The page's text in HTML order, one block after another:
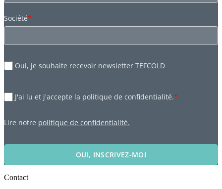
Société*
Oui, je souhaite recevoir newsletter TEFCOLD
J'ai lu et j'accepte la politique de confidentialité.*
Lire notre politique de confidentialité.
OUI, INSCRIVEZ-MOI
Contact